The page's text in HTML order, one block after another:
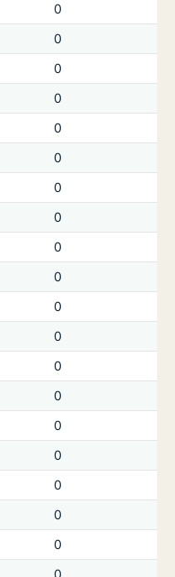
0
0
0
0
0
0
0
0
0
0
0
0
0
0
0
0
0
0
0
0